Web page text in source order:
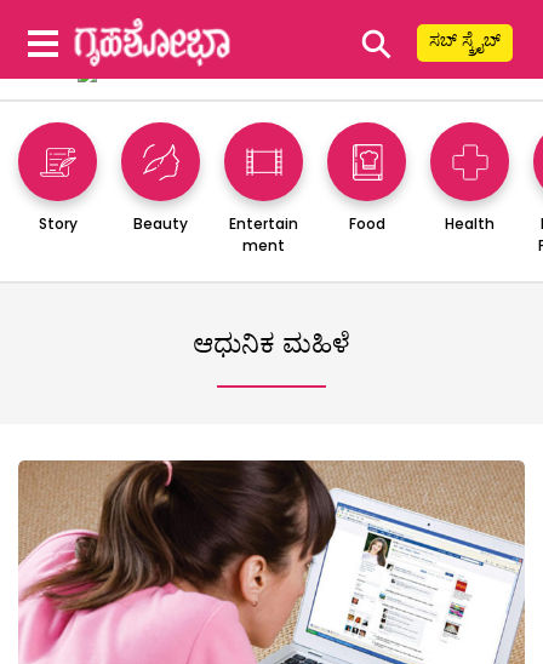
⚲ ಸಬ್ ಸ್ಕ್ರೈಬ್
Story Beauty
Entertain
ment
Food Health
ಆಧುನಿಕ ಮಹಿಳೆ